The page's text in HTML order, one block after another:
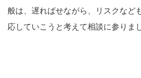
般は、遅ればせながら、リスクなど
応していこうと考えて相談に参りま